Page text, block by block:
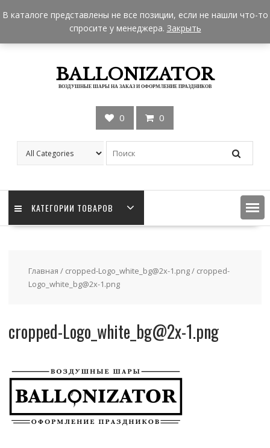
to
+7 962 957-18-50
zakaz@ballonizator.ru
Мы в Москве
Часы работы: 9:00 - 22:00
BALLONIZATOR
ВОЗДУШНЫЕ ШАРЫ НА ЗАКАЗ И ОФОРМЛЕНИЕ ПРАЗДНИКОВ
0 0
КАТЕГОРИИ ТОВАРОВ
Главная / cropped-Logo_white_bg@2x-1.png/ cropped-
Logo_white_bg@2x-1.png
cropped-Logo_white_bg@2x-1.png
В каталоге представлены не все позиции, если не нашли что-то
спросите у менеджера. Закрыть